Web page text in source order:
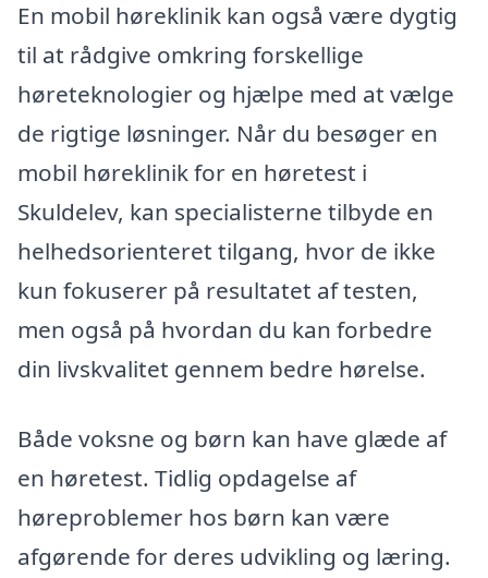
En mobil høreklinik kan også være dygtig
til at rådgive omkring forskellige
høreteknologier og hjælpe med at vælge
de rigtige løsninger. Når du besøger en
mobil høreklinik for en høretest i
Skuldelev, kan specialisterne tilbyde en
helhedsorienteret tilgang, hvor de ikke
kun fokuserer på resultatet af testen,
men også på hvordan du kan forbedre
din livskvalitet gennem bedre hørelse.
Både voksne og børn kan have glæde af
en høretest. Tidlig opdagelse af
høreproblemer hos børn kan være
afgørende for deres udvikling og læring.